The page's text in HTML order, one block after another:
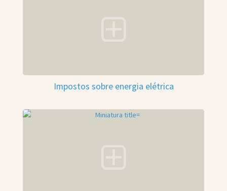
Impostos sobre energia elétrica